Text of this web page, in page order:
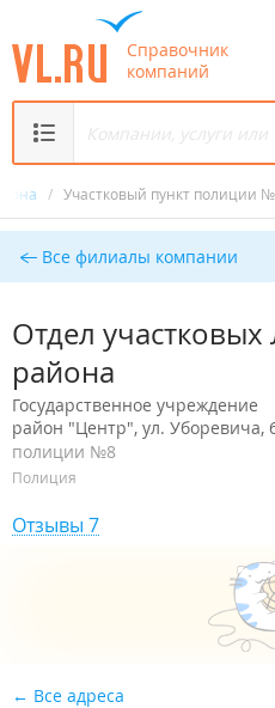
Справочник
компаний
/ Участковый пункт полиции
Все филиалы компании
Отдел участковых
района
Государственное учреждение
район "Центр", ул. Уборевича,
полиции №8
Полиция
Отзывы 7
Все адреса